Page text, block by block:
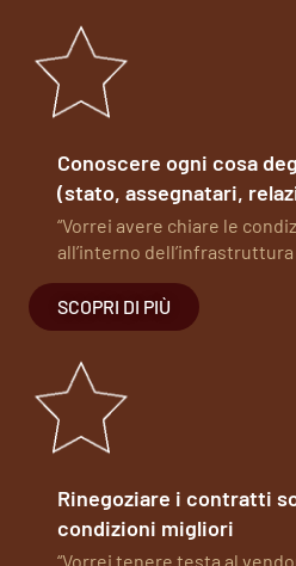
Conoscere ogni cosa
(stato, assegnatari,
“Vorrei avere chiare le
all’interno dell’infrastruttura
SCOPRI DI PIÙ
Rinegoziare i contratti
condizioni migliori
“Vorrei tenere testa al